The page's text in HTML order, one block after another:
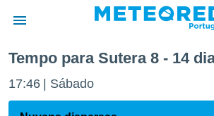
da
foi
Tempo para Sutera 8 - 14
17:46 Sábado